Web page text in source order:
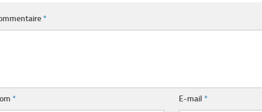
*
* E-mail*